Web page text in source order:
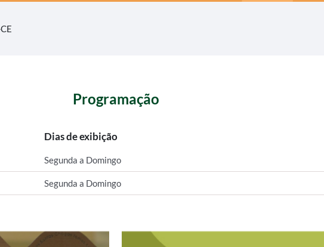
Programação
Dias de exibição
Segunda a Domingo
Segunda a Domingo